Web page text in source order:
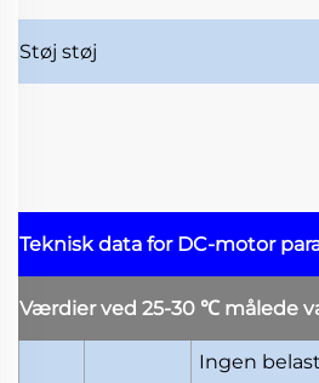
Støj støj
Teknisk data for DC-motor
Værdier ved 25-30 ℃ målede
Ingen